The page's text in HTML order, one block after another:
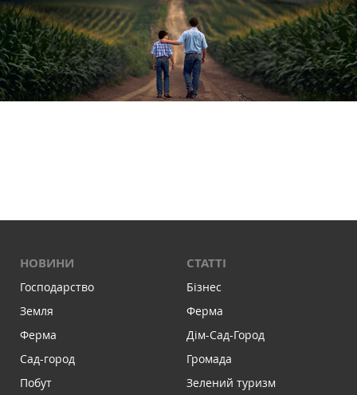
НОВИНИ
Господарство
Земля
Ферма
Сад-город
Побут
СТАТТІ
Бізнес
Ферма
Дім-Сад-Город
Громада
Зелений туризм